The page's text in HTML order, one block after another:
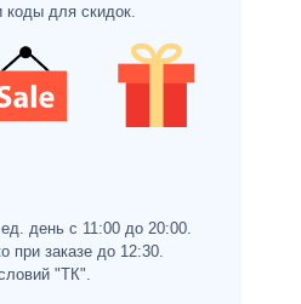
коды для скидок.
день с 11:00 до 20:00.
при заказе до 12:30.
"ТК".